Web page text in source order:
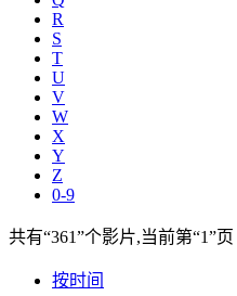
R
S
T
U
V
W
X
Y
Z
0-9
共有“361”个影片,当前第“1”页
按时间